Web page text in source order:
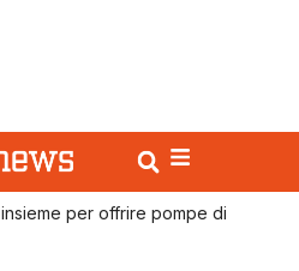
per offrire pompe di